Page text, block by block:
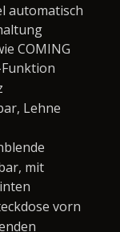
automatisch
COMING
Lehne
mit
vorn